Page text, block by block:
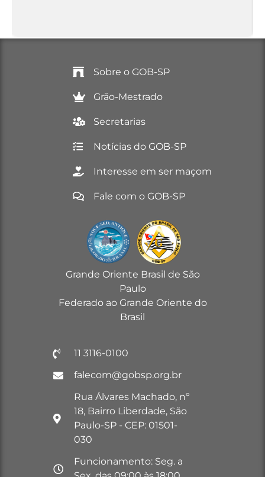
Sobre o GOB-SP
Grão-Mestrado
Secretarias
Notícias do GOB-SP
Interesse em ser maçom
Fale com o GOB-SP
Grande Oriente Brasil de São
Paulo
Federado ao Grande Oriente do
Brasil
11 3116-0100
falecom@gobsp.org.br
Rua Álvares Machado, nº
18, Bairro Liberdade, São
Paulo-SP - CEP: 01501-
030
Funcionamento: Seg. a